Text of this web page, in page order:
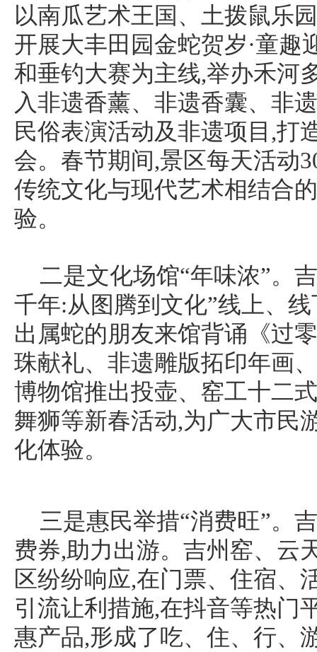
以南瓜艺术王国、土拨鼠乐
开展大丰田园金蛇贺岁·童趣
和垂钓大赛为主线,举办禾河
入非遗香薰、非遗香囊、非
民俗表演活动及非遗项目,打
会。春节期间,景区每天活动
传统文化与现代艺术相结合
验。
二是文化场馆“年味浓”。
千年:从图腾到文化”线上、
出属蛇的朋友来馆背诵《过
珠献礼、非遗雕版拓印年画
博物馆推出投壶、窑工十二
舞狮等新春活动,为广大市民
化体验。
三是惠民举措“消费旺”。
费券,助力出游。吉州窑、云
区纷纷响应,在门票、住宿、
引流让利措施,在抖音等热门
惠产品,形成了吃、住、行、